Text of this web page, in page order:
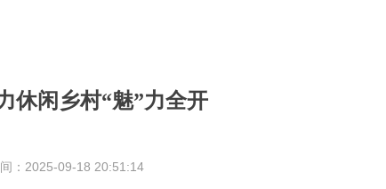
休闲乡村“魅”力全开
：2025-09-18 20:51:14